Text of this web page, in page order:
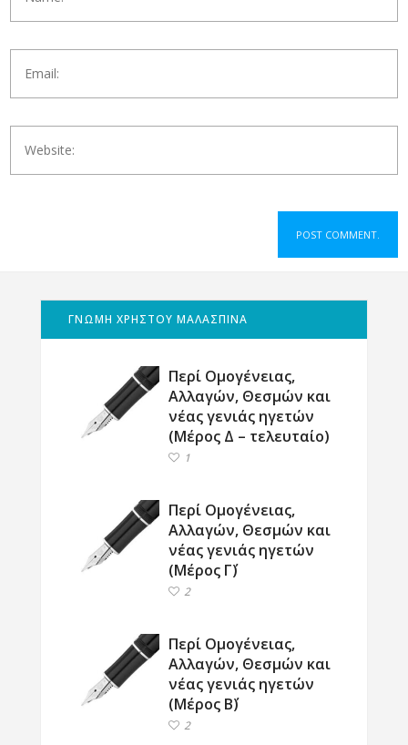
ΓΝΩΜΗ ΧΡΗΣΤΟΥ ΜΑΛΑΣΠΙΝΑ
Περί Ομογένειας,
Αλλαγών, Θεσμών και
νέας γενιάς ηγετών
(Μέρος Δ – τελευταίο)
1
Περί Ομογένειας,
Αλλαγών, Θεσμών και
νέας γενιάς ηγετών
(Μέρος Γ΄)
2
Περί Ομογένειας,
Αλλαγών, Θεσμών και
νέας γενιάς ηγετών
(Μέρος Β΄)
2